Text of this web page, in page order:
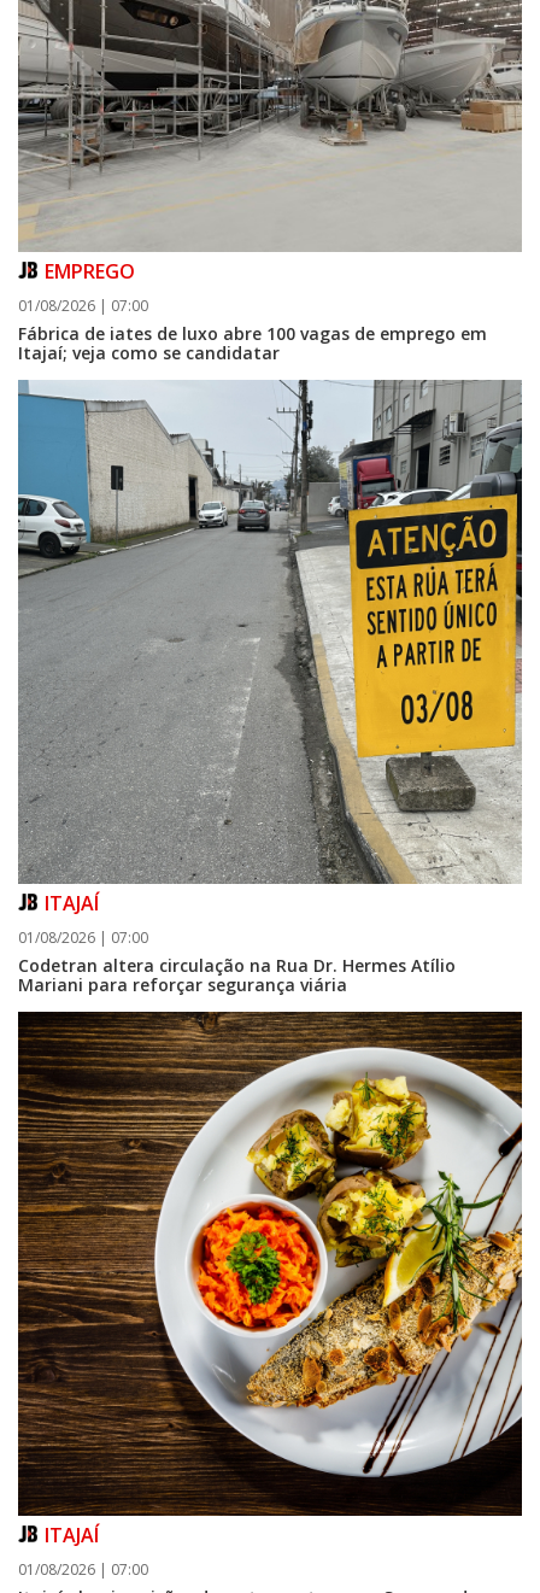
EMPREGO
01/08/2026 | 07:00
Fábrica de iates de luxo abre 100 vagas de emprego em
Itajaí; veja como se candidatar
ITAJAÍ
01/08/2026 | 07:00
Codetran altera circulação na Rua Dr. Hermes Atílio
Mariani para reforçar segurança viária
ITAJAÍ
01/08/2026 | 07:00